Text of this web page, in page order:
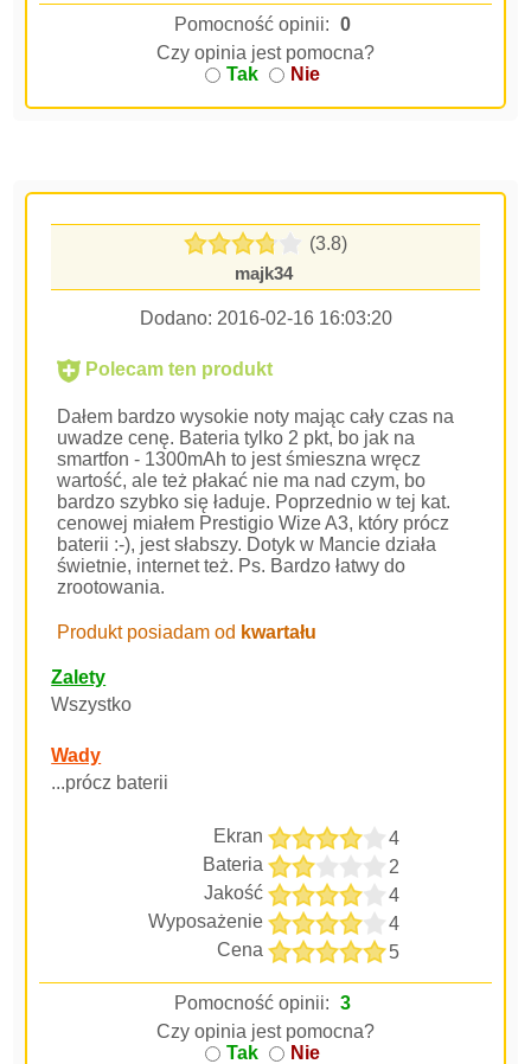
Pomocność opinii: 0
Czy opinia jest pomocna?
Tak
Nie
(3.8)
majk34
Dodano: 2016-02-16 16:03:20
Polecam ten produkt
Dałem bardzo wysokie noty mając cały czas na
uwadze cenę. Bateria tylko 2 pkt, bo jak na
smartfon - 1300mAh to jest śmieszna wręcz
wartość, ale też płakać nie ma nad czym, bo
bardzo szybko się ładuje. Poprzednio w tej kat.
cenowej miałem Prestigio Wize A3, który prócz
baterii :-), jest słabszy. Dotyk w Mancie działa
świetnie, internet też. Ps. Bardzo łatwy do
zrootowania.
Produkt posiadam od kwartału
Zalety
Wszystko
Wady
...prócz baterii
Ekran
4
Bateria
2
Jakość
4
Wyposażenie
4
Cena
5
Pomocność opinii: 3
Czy opinia jest pomocna?
Tak
Nie